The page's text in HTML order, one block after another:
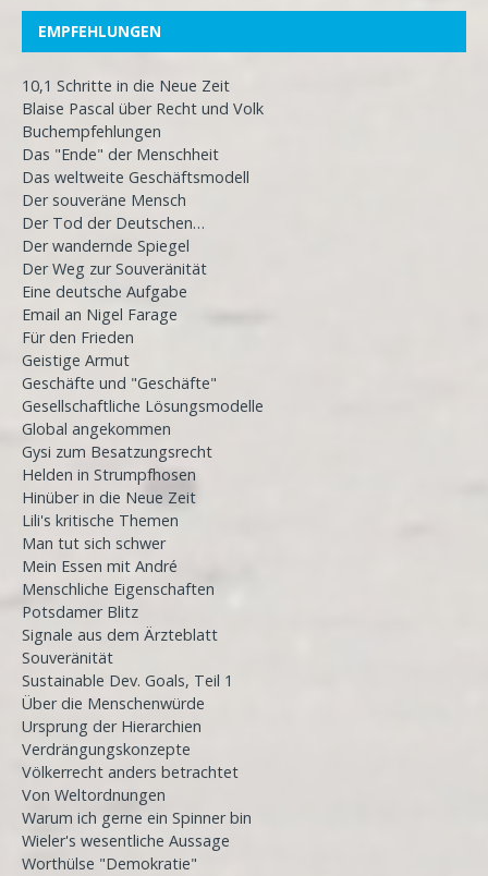
EMPFEHLUNGEN
10,1 Schritte in die Neue Zeit
Blaise Pascal über Recht und Volk
Buchempfehlungen
Das "Ende" der Menschheit
Das weltweite Geschäftsmodell
Der souveräne Mensch
Der Tod der Deutschen…
Der wandernde Spiegel
Der Weg zur Souveränität
Eine deutsche Aufgabe
Email an Nigel Farage
Für den Frieden
Geistige Armut
Geschäfte und "Geschäfte"
Gesellschaftliche Lösungsmodelle
Global angekommen
Gysi zum Besatzungsrecht
Helden in Strumpfhosen
Hinüber in die Neue Zeit
Lili's kritische Themen
Man tut sich schwer
Mein Essen mit André
Menschliche Eigenschaften
Potsdamer Blitz
Signale aus dem Ärzteblatt
Souveränität
Sustainable Dev. Goals, Teil 1
Über die Menschenwürde
Ursprung der Hierarchien
Verdrängungskonzepte
Völkerrecht anders betrachtet
Von Weltordnungen
Warum ich gerne ein Spinner bin
Wieler's wesentliche Aussage
Worthülse "Demokratie"